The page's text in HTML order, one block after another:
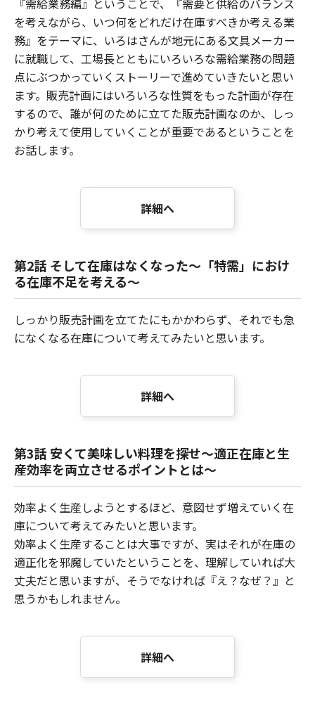
『需給業務編』ということで、『需要と供給のバランス
を考えながら、いつ何をどれだけ在庫すべきか考える業
務』をテーマに、いろはさんが地元にある文具メーカー
に就職して、工場長とともにいろいろな需給業務の問題
点にぶつかっていくストーリーで進めていきたいと思い
ます。販売計画にはいろいろな性質をもった計画が存在
するので、誰が何のために立てた販売計画なのか、しっ
かり考えて使用していくことが重要であるということを
お話します。
詳細へ
第2話 そして在庫はなくなった～「特需」におけ
る在庫不足を考える～
しっかり販売計画を立てたにもかかわらず、それでも急
になくなる在庫について考えてみたいと思います。
詳細へ
第3話 安くて美味しい料理を探せ～適正在庫と生
産効率を両立させるポイントとは～
効率よく生産しようとするほど、意図せず増えていく在
庫について考えてみたいと思います。
効率よく生産することは大事ですが、実はそれが在庫の
適正化を邪魔していたということを、理解していれば大
丈夫だと思いますが、そうでなければ『え？なぜ？』と
思うかもしれません。
詳細へ